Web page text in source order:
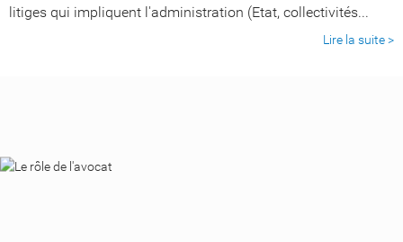
litiges qui impliquent l'administration (Etat, collectivités...
Lire la suite >